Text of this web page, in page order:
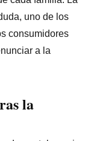
uno de los
consumidores
a la
la